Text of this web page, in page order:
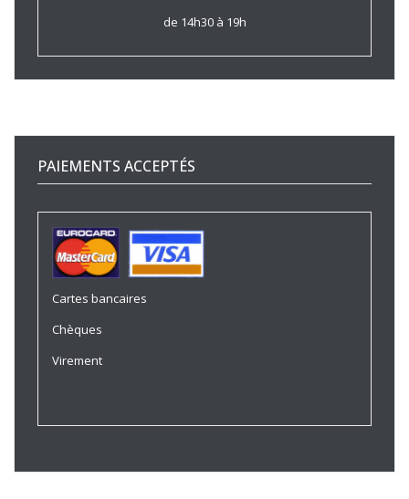
de 14h30 à 19h
PAIEMENTS ACCEPTÉS
Cartes bancaires
Chèques
Virement